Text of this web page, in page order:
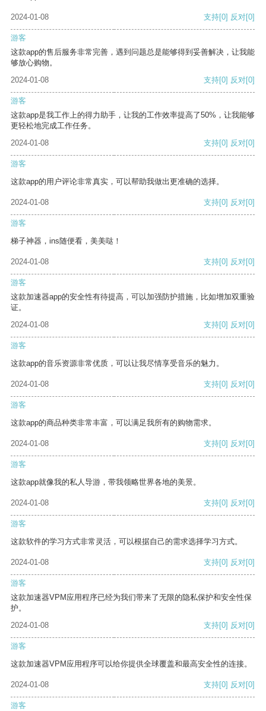
2024-01-08 支持[0] 反对[0]
游客
这款app的售后服务非常完善，遇到问题总是能够得到妥善解决，让我能
够放心购物。
2024-01-08
支持[0] 反对[0]
游客
这款app是我工作上的得力助手，让我的工作效率提高了50%，让我能够
更轻松地完成工作任务。
2024-01-08
支持[0] 反对[0]
游客
这款app的用户评论非常真实，可以帮助我做出更准确的选择。
2024-01-08 支持[0] 反对[0]
游客
梯子神器，ins随便看，美美哒！
2024-01-08 支持[0] 反对[0]
游客
这款加速器app的安全性有待提高，可以加强防护措施，比如增加双重验
证。
2024-01-08
支持[0] 反对[0]
游客
这款app的音乐资源非常优质，可以让我尽情享受音乐的魅力。
2024-01-08 支持[0] 反对[0]
游客
这款app的商品种类非常丰富，可以满足我所有的购物需求。
2024-01-08 支持[0] 反对[0]
游客
这款app就像我的私人导游，带我领略世界各地的美景。
2024-01-08 支持[0] 反对[0]
游客
这款软件的学习方式非常灵活，可以根据自己的需求选择学习方式。
2024-01-08 支持[0] 反对[0]
游客
这款加速器VPM应用程序已经为我们带来了无限的隐私保护和安全性保
护。
2024-01-08
支持[0] 反对[0]
游客
这款加速器VPM应用程序可以给你提供全球覆盖和最高安全性的连接。
2024-01-08 支持[0] 反对[0]
游客